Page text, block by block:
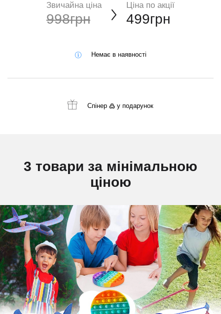
Звичайна ціна
998грн
Ціна по акції
499грн
Немає в наявності
Спінер ߷ у подарунок
3 товари за мінімальною
ціною